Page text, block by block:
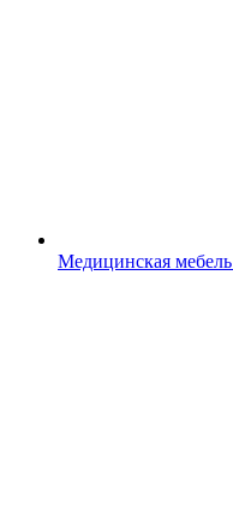
Медицинская мебель